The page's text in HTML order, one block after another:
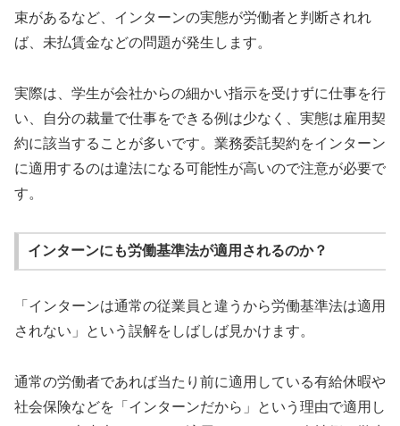
束があるなど、インターンの実態が労働者と判断されれ
ば、未払賃金などの問題が発生します。
実際は、学生が会社からの細かい指示を受けずに仕事を行
い、自分の裁量で仕事をできる例は少なく、実態は雇用契
約に該当することが多いです。業務委託契約をインターン
に適用するのは違法になる可能性が高いので注意が必要で
す。
インターンにも労働基準法が適用されるのか？
「インターンは通常の従業員と違うから労働基準法は適用
されない」という誤解をしばしば見かけます。
通常の労働者であれば当たり前に適用している有給休暇や
社会保険などを「インターンだから」という理由で適用し